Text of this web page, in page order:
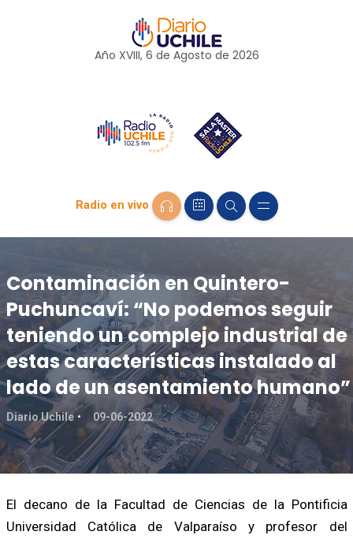
Año XVIII, 6 de Agosto de 2026
Radio en vivo
Contaminación en Quintero-
Puchuncaví: “No podemos seguir
teniendo un complejo industrial de
estas características instalado al
lado de un asentamiento humano”
Diario Uchile 09-06-2022
El decano de la Facultad de Ciencias de la Pontificia
Universidad Católica de Valparaíso y profesor del